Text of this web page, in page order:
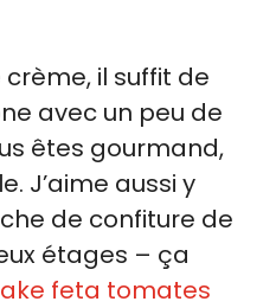
il suffit de
avec un peu de
êtes gourmand,
J’aime aussi y
de confiture de
étages – ça
feta tomates